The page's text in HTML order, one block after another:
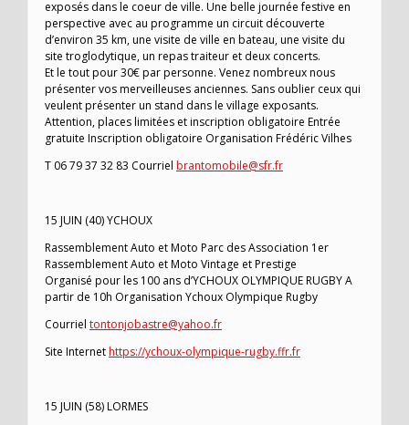
exposés dans le coeur de ville. Une belle journée festive en
perspective avec au programme un circuit découverte
d’environ 35 km, une visite de ville en bateau, une visite du
site troglodytique, un repas traiteur et deux concerts.
Et le tout pour 30€ par personne. Venez nombreux nous
présenter vos merveilleuses anciennes. Sans oublier ceux qui
veulent présenter un stand dans le village exposants.
Attention, places limitées et inscription obligatoire Entrée
gratuite Inscription obligatoire Organisation Frédéric Vilhes
T 06 79 37 32 83 Courriel brantomobile@sfr.fr
15 JUIN (40) YCHOUX
Rassemblement Auto et Moto Parc des Association 1er
Rassemblement Auto et Moto Vintage et Prestige
Organisé pour les 100 ans d’YCHOUX OLYMPIQUE RUGBY A
partir de 10h Organisation Ychoux Olympique Rugby
Courriel tontonjobastre@yahoo.fr
Site Internethttps://ychoux-olympique-rugby.ffr.fr
15 JUIN (58) LORMES